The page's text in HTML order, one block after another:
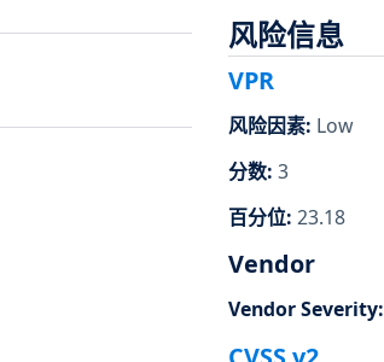
风险信息
VPR
风险因素: Low
分数: 3
百分位: 23.18
Vendor
Vendor Severity: